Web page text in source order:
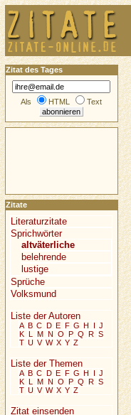
Zitat des Tages
Als HTML Text
Zitate
Literaturzitate
Sprichwörter
altväterliche
belehrende
lustige
Sprüche
Volksmund
Liste der Autoren
A B C D E F G H I J
K L M N O P Q R S
T U V W X Y Z
Liste der Themen
A B C D E F G H I J
K L M N O P Q R S
T U V W X Y Z
Zitat einsenden